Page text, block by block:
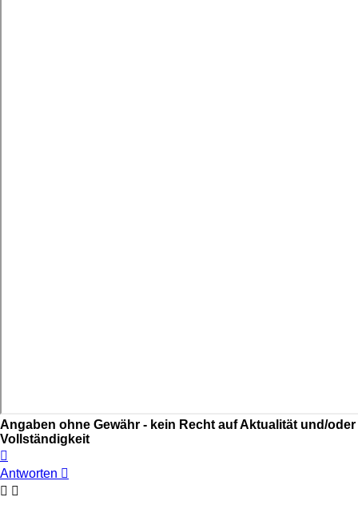
Angaben ohne Gewähr - kein Recht auf Aktualität und/oder
Vollständigkeit
oben
Antworten